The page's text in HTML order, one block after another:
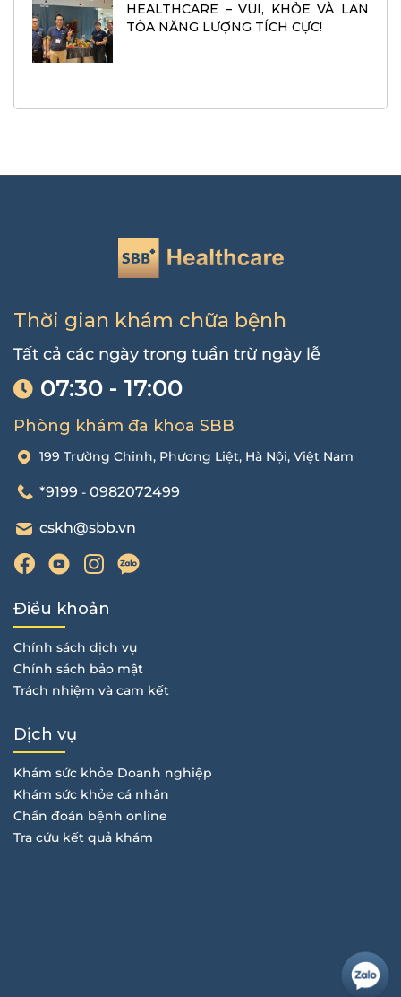
HEALTHCARE – VUI, KHỎE VÀ LAN
TỎA NĂNG LƯỢNG TÍCH CỰC!
Thời gian khám chữa bệnh
Tất cả các ngày trong tuần trừ ngày lễ
07:30 - 17:00
Phòng khám đa khoa SBB
199 Trường Chinh, Phương Liệt, Hà Nội, Việt Nam
*9199 - 0982072499
cskh@sbb.vn
Điều khoản
Chính sách dịch vụ
Chính sách bảo mật
Trách nhiệm và cam kết
Dịch vụ
Khám sức khỏe Doanh nghiệp
Khám sức khỏe cá nhân
Chẩn đoán bệnh online
Tra cứu kết quả khám